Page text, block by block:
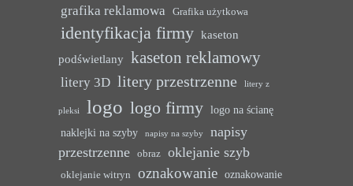
grafika reklamowa Grafika użytkowa
identyfikacja firmy kaseton
podświetlany kaseton reklamowy
litery 3D litery przestrzenne litery z
pleksi logo logo firmy logo na ścianę
naklejki na szyby
napisy na szyby
napisy
przestrzenne
obraz oklejanie szyb
oklejanie witryn oznakowanie oznakowanie